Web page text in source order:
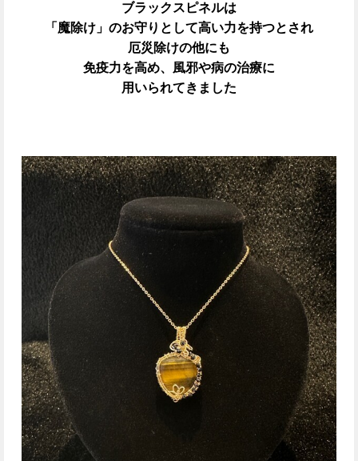
ブラックスピネルは
「魔除け」のお守りとして高い力を持つとされ
厄災除けの他にも
免疫力を高め、 風邪や病の治療に
用いられてきました